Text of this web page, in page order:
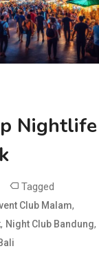
Nightlife
Tagged
Club Malam,
, Night Club Bandung,